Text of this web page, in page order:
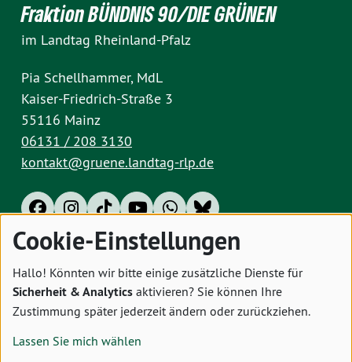
Fraktion BÜNDNIS 90/DIE GRÜNEN
im Landtag Rheinland-Pfalz
Pia Schellhammer, MdL
Kaiser-Friedrich-Straße 3
55116 Mainz
06131 / 208 3130
kontakt@gruene.landtag-rlp.de
Impressum Datenschutz Cookies
Cookie-Einstellungen
Hallo! Könnten wir bitte einige zusätzliche Dienste für
Sicherheit & Analytics aktivieren? Sie können Ihre
Zustimmung später jederzeit ändern oder zurückziehen.
Lassen Sie mich wählen